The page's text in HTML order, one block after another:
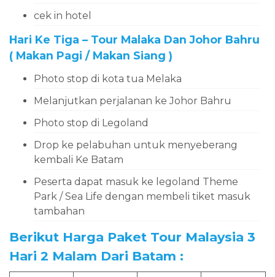
cek in hotel
Hari Ke Tiga – Tour Malaka Dan Johor Bahru
( Makan Pagi / Makan Siang )
Photo stop di kota tua Melaka
Melanjutkan perjalanan ke Johor Bahru
Photo stop di Legoland
Drop ke pelabuhan untuk menyeberang
kembali Ke Batam
Peserta dapat masuk ke legoland Theme
Park / Sea Life dengan membeli tiket masuk
tambahan
Berikut Harga Paket Tour Malaysia 3
Hari 2 Malam Dari Batam :